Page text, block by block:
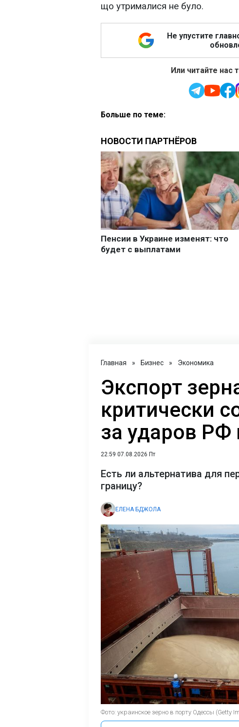
що утрималися не було.
Не упустите
Или читайте нас
Больше по теме:
Главная » Бизнес » Экономика
Экспорт
критически
за ударов РФ
22:59 07.08.2026 Пт
Есть ли альтернатива для
границу?
ЕЛЕНА БДЖОЛА
Фото: украинское зерно в порту Одессы (Getty